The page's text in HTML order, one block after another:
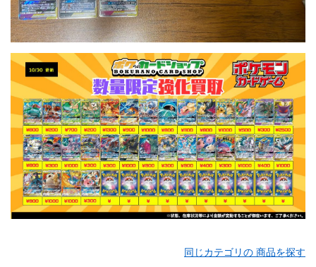
同じカテゴリの 商品を探す